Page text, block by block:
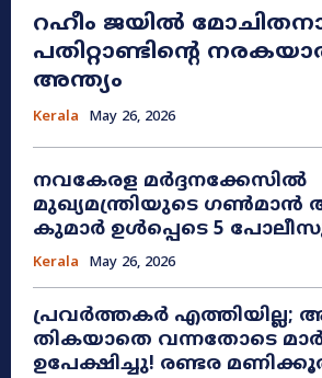
റഹീം ജയിൽ
പതിറ്റാണ്ടിന്റെ
അന്ത്യം
Kerala May 26, 2026
നവകേരള മർദ്ദനക്കേസിൽ
മുഖ്യമന്ത്രിയുടെ ഗൺമാൻ
കുമാർ ഉൾപ്പെടെ 5
Kerala May 26, 2026
പ്രവർത്തകർ എത്തിയില്ല;
തികയാതെ വന്നതോടെ
ഉപേക്ഷിച്ചു! രണ്ടര